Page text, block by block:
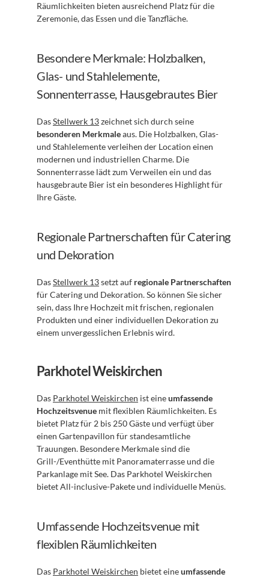
Räumlichkeiten bieten ausreichend Platz für die
Zeremonie, das Essen und die Tanzfläche.
Besondere Merkmale: Holzbalken,
Glas- und Stahlelemente,
Sonnenterrasse, Hausgebrautes Bier
Das Stellwerk 13
besonderen Merkmale aus. Die Holzbalken, Glas-
und Stahlelemente verleihen der Location einen
modernen und industriellen Charme. Die
Sonnenterrasse lädt zum Verweilen ein und das
hausgebraute Bier ist ein besonderes Highlight für
Ihre Gäste.
Regionale Partnerschaften für Catering
und Dekoration
Das Stellwerk 13 setzt auf regionale Partnerschaften
für Catering und Dekoration. So können Sie sicher
sein, dass Ihre Hochzeit mit frischen, regionalen
Produkten und einer individuellen Dekoration zu
einem unvergesslichen Erlebnis wird.
Parkhotel Weiskirchen
Das Parkhotel Weiskirchen ist eine umfassende
Hochzeitsvenue mit flexiblen Räumlichkeiten. Es
bietet Platz für 2 bis 250 Gäste und verfügt über
einen Gartenpavillon für standesamtliche
Trauungen. Besondere Merkmale sind die
Grill-/Eventhütte mit Panoramaterrasse und die
Parkanlage mit See. Das Parkhotel Weiskirchen
bietet All-inclusive-Pakete und individuelle Menüs.
Umfassende Hochzeitsvenue mit
flexiblen Räumlichkeiten
Das Parkhotel Weiskirchen bietet eine umfassende